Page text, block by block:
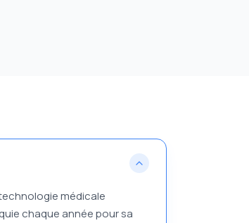
médicale
chaque année pour sa